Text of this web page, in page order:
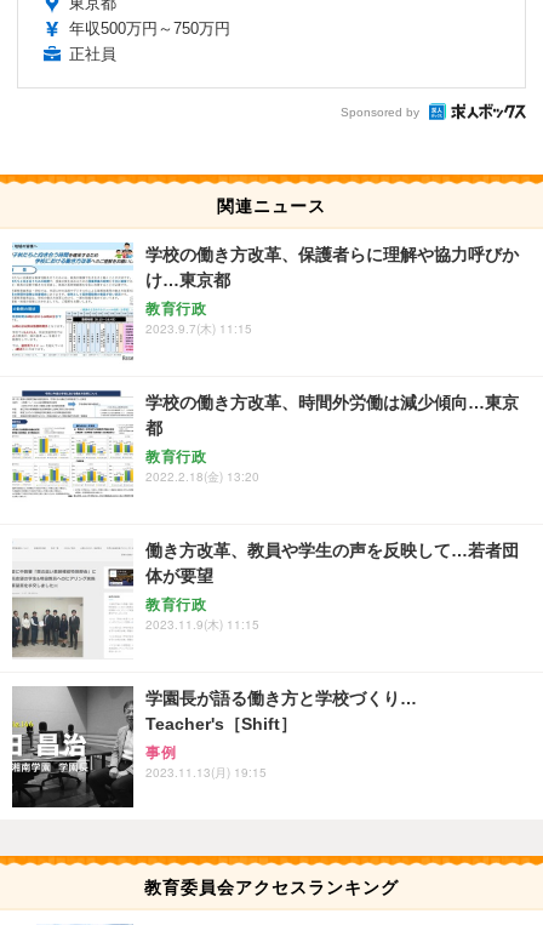
年収500万円～750万円
正社員
Sponsored by
関連ニュース
学校の働き方改革、保護者らに理解や協力呼びか
け…東京都
教育行政
2023.9.7(木) 11:15
学校の働き方改革、時間外労働は減少傾向…東京
都
教育行政
2022.2.18(金) 13:20
働き方改革、教員や学生の声を反映して…若者団
体が要望
教育行政
2023.11.9(木) 11:15
学園長が語る働き方と学校づくり…
Teacher's［Shift］
事例
2023.11.13(月) 19:15
教育委員会アクセスランキング